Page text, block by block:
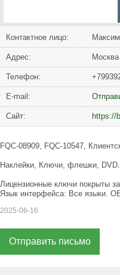
Контактное лицо:
Адрес: Москва
Телефон:
Е-mail:
Сайт: https://
FQC-08909, FQC-10547,
Наклейки, Ключи, флешки,
Лицензионные ключи покрыты
Язык интерфейса: Все языки.
2025-06-16
Отправить письмо